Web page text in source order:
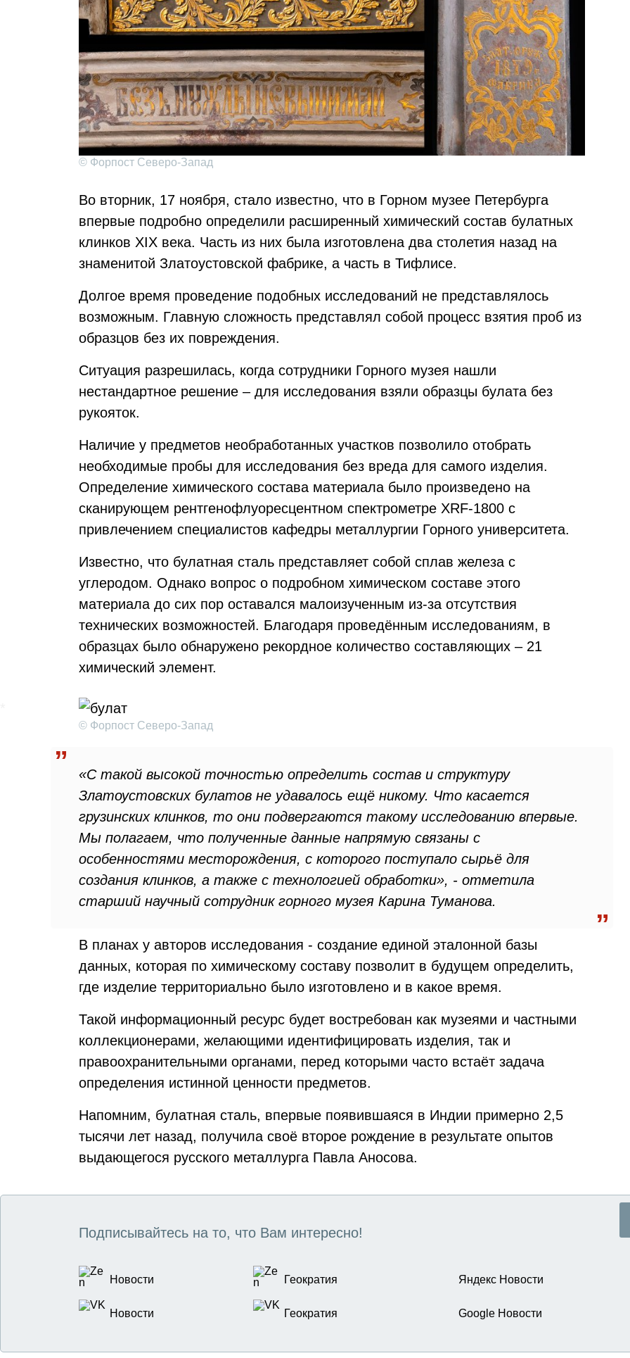
© Форпост Северо-Запад
Во вторник, 17 ноября, стало известно, что в Горном музее Петербурга
впервые подробно определили расширенный химический состав булатных
клинков XIX века. Часть из них была изготовлена два столетия назад на
знаменитой Златоустовской фабрике, а часть в Тифлисе.
Долгое время проведение подобных исследований не представлялось
возможным. Главную сложность представлял собой процесс взятия проб из
образцов без их повреждения.
Ситуация разрешилась, когда сотрудники Горного музея нашли
нестандартное решение – для исследования взяли образцы булата без
рукояток.
Наличие у предметов необработанных участков позволило отобрать
необходимые пробы для исследования без вреда для самого изделия.
Определение химического состава материала было произведено на
сканирующем рентгенофлуоресцентном спектрометре XRF-1800 с
привлечением специалистов кафедры металлургии Горного университета.
Известно, что булатная сталь представляет собой сплав железа с
углеродом. Однако вопрос о подробном химическом составе этого
материала до сих пор оставался малоизученным из-за отсутствия
технических возможностей. Благодаря проведённым исследованиям, в
образцах было обнаружено рекордное количество составляющих – 21
химический элемент.
© Форпост Северо-Запад
«С такой высокой точностью определить состав и структуру
Златоустовских булатов не удавалось ещё никому. Что касается
грузинских клинков, то они подвергаются такому исследованию впервые.
Мы полагаем, что полученные данные напрямую связаны с
особенностями месторождения, с которого поступало сырьё для
создания клинков, а также с технологией обработки», - отметила
старший научный сотрудник горного музея Карина Туманова.
В планах у авторов исследования - создание единой эталонной базы
данных, которая по химическому составу позволит в будущем определить,
где изделие территориально было изготовлено и в какое время.
Такой информационный ресурс будет востребован как музеями и частными
коллекционерами, желающими идентифицировать изделия, так и
правоохранительными органами, перед которыми часто встаёт задача
определения истинной ценности предметов.
Напомним, булатная сталь, впервые появившаяся в Индии примерно 2,5
тысячи лет назад, получила своё второе рождение в результате опытов
выдающегося русского металлурга Павла Аносова.
Подписывайтесь на то, что Вам интересно!
Новости Геократия Яндекс Новости
Новости Геократия Google Новости